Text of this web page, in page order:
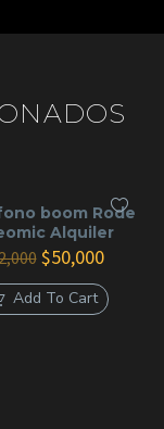
boom Rode
Alquiler
El
precio
original
era:
$50,000El
actual
es:
Add To Cart